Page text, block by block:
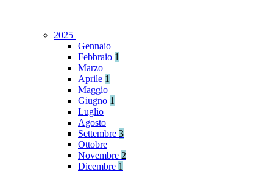
2025
Gennaio
Febbraio 1
Marzo
Aprile 1
Maggio
Giugno 1
Luglio
Agosto
Settembre 3
Ottobre
Novembre 2
Dicembre 1